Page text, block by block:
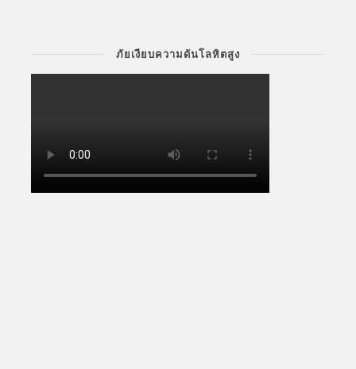
ภัยเงียบความดันโลหิตสูง